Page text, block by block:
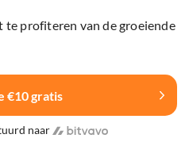
te profiteren van de groeiende
€10 gratis
naar